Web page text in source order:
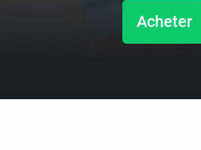
Acheter